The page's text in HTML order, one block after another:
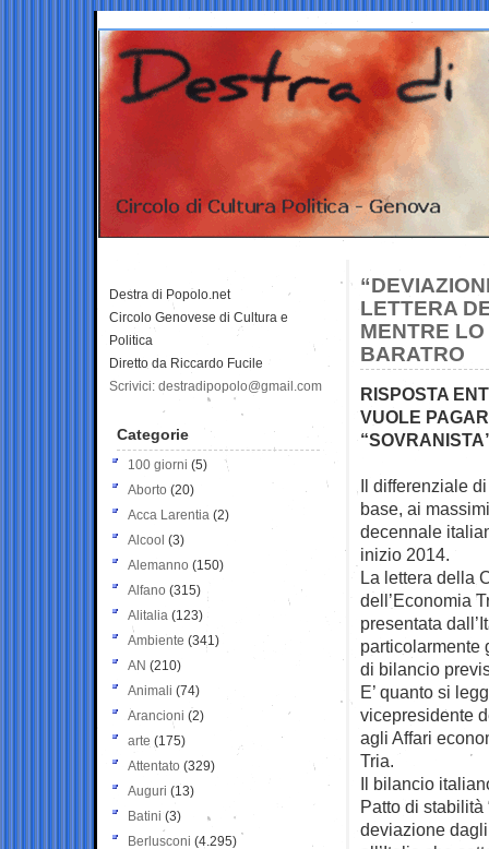
LETTERA
MENTRE
BARATRO
RISPOSTA
VUOLE
Il differenziale
base, ai
decennale
inizio 2014.
La lettera della
dell’Economia
presentata
particolarmente
di bilancio
E’ quanto si
vicepresidente
agli Affari
Tria.
Il bilancio
Patto di stabilità
deviazione
Destra di Popolo.net
Circolo Genovese di Cultura e
Politica
Diretto da Riccardo Fucile
Scrivici: destradipopolo@gmail.com
Categorie
100 giorni (5)
Aborto (20)
Acca Larentia (2)
Alcool (3)
Alemanno (150)
Alfano (315)
Alitalia (123)
Ambiente (341)
AN (210)
Animali (74)
Arancioni (2)
arte (175)
Attentato (329)
Auguri (13)
Batini (3)
Berlusconi (4.295)